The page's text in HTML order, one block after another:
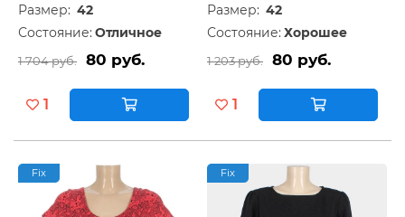
Размер: 42
Состояние: Отличное
1 704 руб. 80 руб.
1
Размер: 42
Состояние: Хорошее
1 203 руб. 80 руб.
1
Fix Fix